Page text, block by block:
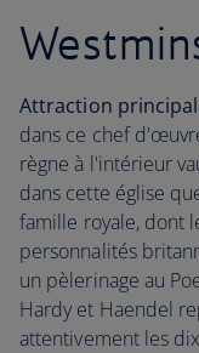
Attraction
dans ce chef
règne à l'intérieur
dans cette église
famille royale, dont
personnalités
un pèlerinage au
Hardy et Haendel
attentivement les